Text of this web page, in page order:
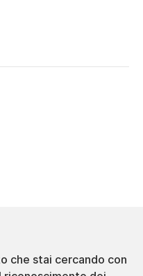
che stai cercando con